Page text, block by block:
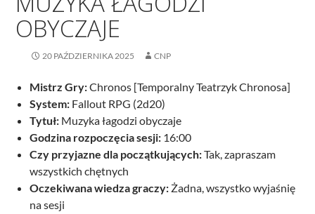
OBYCZAJE
20 PAŹDZIERNIKA 2025 CNP
Mistrz Gry:Chronos [Temporalny Teatrzyk Chronosa]
System: Fallout RPG (2d20)
Tytuł: Muzyka łagodzi obyczaje
Godzina rozpoczęcia sesji: 16:00
Czy przyjazne dla początkujących:Tak, zapraszam
wszystkich chętnych
Oczekiwana wiedza graczy: Żadna, wszystko wyjaśnię
na sesji